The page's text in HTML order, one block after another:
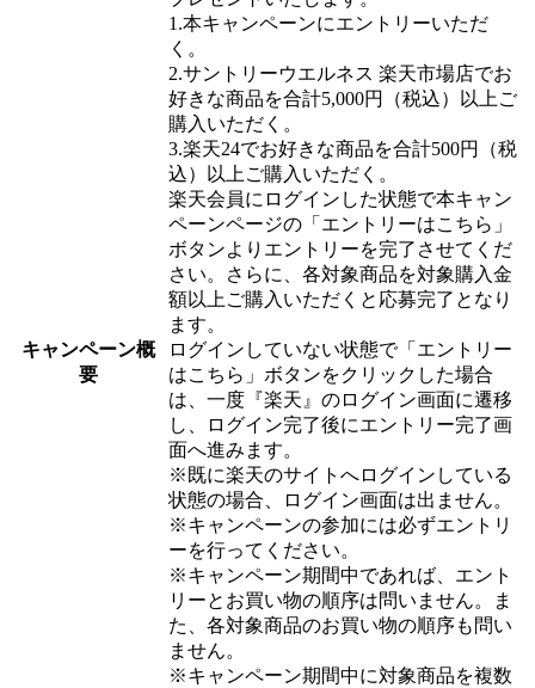
キャンペーン概
要
1.本キャンペーンにエントリーいただ
く。
2.サントリーウエルネス 楽天市場店でお
好きな商品を合計5,000円（税込）以上ご
購入いただく。
3.楽天24でお好きな商品を合計500円（税
込）以上ご購入いただく。
楽天会員にログインした状態で本キャン
ペーンページの「エントリーはこちら」
ボタンよりエントリーを完了させてくだ
さい。さらに、各対象商品を対象購入金
額以上ご購入いただくと応募完了となり
ます。
ログインしていない状態で「エントリー
はこちら」ボタンをクリックした場合
は、一度『楽天』のログイン画面に遷移
し、ログイン完了後にエントリー完了画
面へ進みます。
※既に楽天のサイトへログインしている
状態の場合、ログイン画面は出ません。
※キャンペーンの参加には必ずエントリ
ーを行ってください。
※キャンペーン期間中であれば、エント
リーとお買い物の順序は問いません。ま
た、各対象商品のお買い物の順序も問い
ません。
※キャンペーン期間中に対象商品を複数